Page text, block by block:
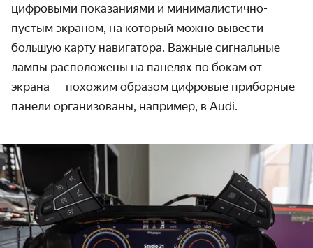
цифровыми показаниями и минималистично-
пустым экраном, на который можно вывести
большую карту навигатора. Важные сигнальные
лампы расположены на панелях по бокам от
экрана — похожим образом цифровые приборные
панели организованы, например, в Audi.